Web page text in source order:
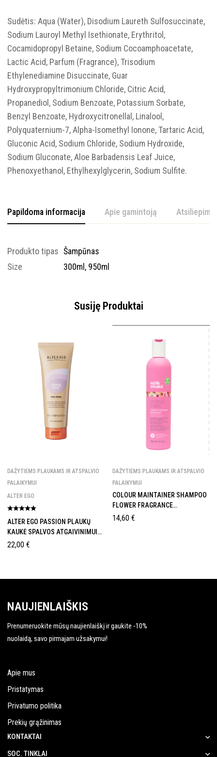
Sudėtis: Aqua (Water), Disodium Laureth Sulfosuccinate,
Sodium Lauroyl Methyl Isethionate, Erythritol,
Cocamidopropyl Betaine, Sodium Cocoamphoacetate,
Lactic Acid, Parfum (Fragrance), Trisodium
Ethylenediamine Disuccinate, Guar
Hydroxypropyltrimonium Chloride, Citric Acid,
Propanediol, Sodium Benzoate, Potassium Sorbate,
Benzyl Benzoate, Hydroxycitronellal, Linalool,
Polyquaternium-7, Alpha-Isomethyl Ionone, Tartaric Acid,
Gluconic Acid, Sodium Chloride, Sodium Hydroxide,
Sodium Gluconate, Aloe Barbadensis Leaf Juice,
Phenoxyethanol, Ethylhexylglycerin, Sodium Sulfite.
Papildoma informacija Apie gamintoją
Produkto tipas Šampūnas
Size
300ml, 950ml
Susiję Produktai
DAŽYTIEMS PLAUKAMS IR ATSPALVIO
PALAIKYMUI
ALTER EGO
ALTER EGO PASSION PLAUKŲ
KAUKĖ SPALVOS ATGAIVINIMUI
ARBA ATSPALVIO SUTEIKIMUI,
22,00 €
DAŽYTIEMS PLAUKAMS IR ATSPALVIO
PALAIKYMUI
COLOUR MAINTAINER SHAMPOO
FLOWER FRAGRANCE
DRĖKINAMASIS ŠAMPŪNAS
14,60 €
NAUJIENLAIŠKIS
Prenumeruokite mūsų naujienlaiškį ir gaukite -10%
nuolaidą, savo pirmajam užsakymui!
Apie mus
Pristatymas
Privatumo politika
Prekių grąžinimas
KONTAKTAI
SOC. TINKLAI